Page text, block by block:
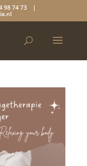
98 74 73 |